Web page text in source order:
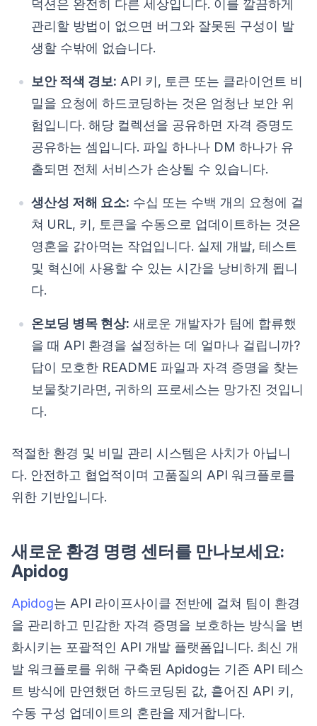
덕션은 완전히 다른 세상입니다. 이를 깔끔하게
관리할 방법이 없으면 버그와 잘못된 구성이 발
생할 수밖에 없습니다.
보안 적색 경보: API 키, 토큰 또는 클라이언트 비
밀을 요청에 하드코딩하는 것은 엄청난 보안 위
험입니다. 해당 컬렉션을 공유하면 자격 증명도
공유하는 셈입니다. 파일 하나나 DM 하나가 유
출되면 전체 서비스가 손상될 수 있습니다.
생산성 저해 요소: 수십 또는 수백 개의 요청에 걸
쳐 URL, 키, 토큰을 수동으로 업데이트하는 것은
영혼을 갉아먹는 작업입니다. 실제 개발, 테스트
및 혁신에 사용할 수 있는 시간을 낭비하게 됩니
다.
온보딩 병목 현상: 새로운 개발자가 팀에 합류했
을 때 API 환경을 설정하는 데 얼마나 걸립니까?
답이 모호한 README 파일과 자격 증명을 찾는
보물찾기라면, 귀하의 프로세스는 망가진 것입니
다.
적절한 환경 및 비밀 관리 시스템은 사치가 아닙니
다. 안전하고 협업적이며 고품질의 API 워크플로를
위한 기반입니다.
새로운 환경 명령 센터를 만나보세요:
Apidog
Apidog는 API 라이프사이클 전반에 걸쳐 팀이 환경
을 관리하고 민감한 자격 증명을 보호하는 방식을 변
화시키는 포괄적인 API 개발 플랫폼입니다. 최신 개
발 워크플로를 위해 구축된 Apidog는 기존 API 테스
트 방식에 만연했던 하드코딩된 값, 흩어진 API 키,
수동 구성 업데이트의 혼란을 제거합니다.